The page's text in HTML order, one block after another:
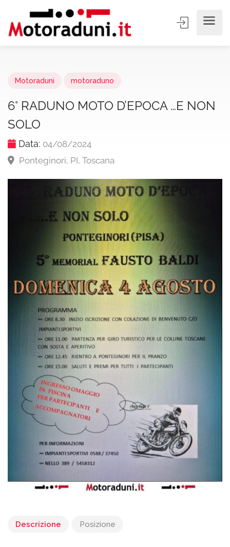
Motoraduni motoraduno
6° RADUNO MOTO D’EPOCA …E NON
SOLO
Data: 04/08/2024
Ponteginori, PI, Toscana
Descrizione Posizione